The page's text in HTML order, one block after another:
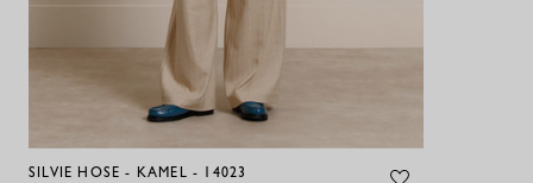
SILVIE HOSE - KAMEL - 14023